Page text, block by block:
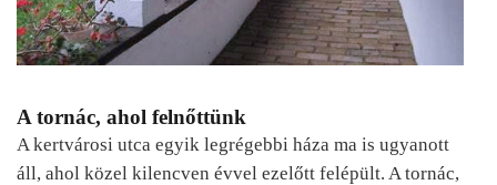
A tornác, ahol felnőttünk
A kertvárosi utca egyik legrégebbi háza ma is ugyanott
áll, ahol közel kilencven évvel ezelőtt felépült. A tornác,